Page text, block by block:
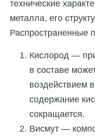
технические
металла, его
Распространенные
Кислород —
в составе
воздействием
содержание
сокращается.
Висмут —